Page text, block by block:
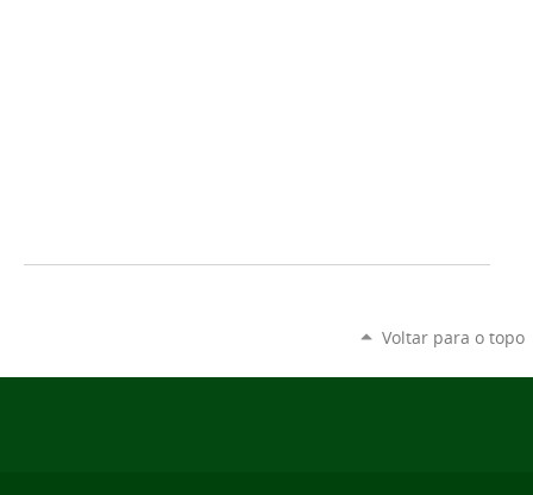
Voltar para o topo